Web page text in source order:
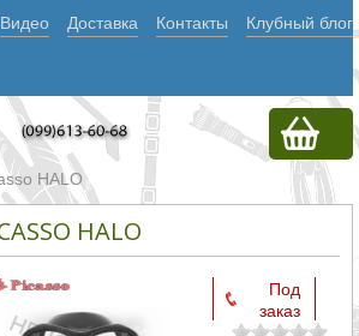
Видео Доставка Контакты Клубный блог
HALO
HALO
Под
заказ